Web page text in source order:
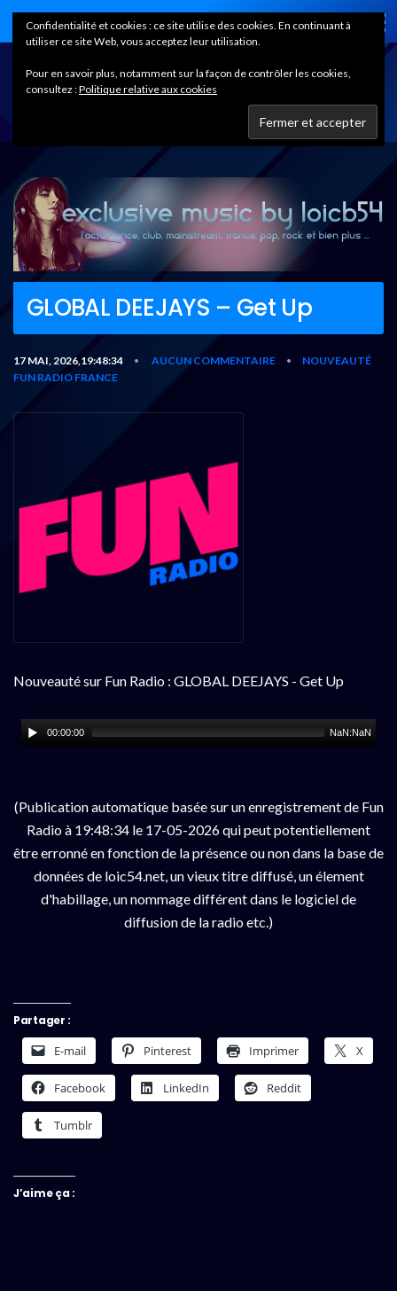
Home
GLOBAL DEEJAYS – Get Up
17 MAI, 2026,19:48:34 • AUCUN COMMENTAIRE •
NOUVEAUTÉ
FUN RADIO FRANCE
Nouveauté sur Fun Radio : GLOBAL DEEJAYS - Get Up
00:00:00 NaN:NaN
(Publication automatique basée sur un enregistrement de Fun
Radio à 19:48:34 le 17-05-2026 qui peut potentiellement
être erronné en fonction de la présence ou non dans la base de
données de loic54.net, un vieux titre diffusé, un élement
d'habillage, un nommage différent dans le logiciel de
diffusion de la radio etc.)
Partager :
E-mail Pinterest Imprimer X
Facebook LinkedIn Reddit
Tumblr
J’aime ça :
Confidentialité et cookies : ce site utilise des cookies. En continuant à
utiliser ce site Web, vous acceptez leur utilisation.
Pour en savoir plus, notamment sur la façon de contrôler les cookies,
consultez :Politique relative aux cookies